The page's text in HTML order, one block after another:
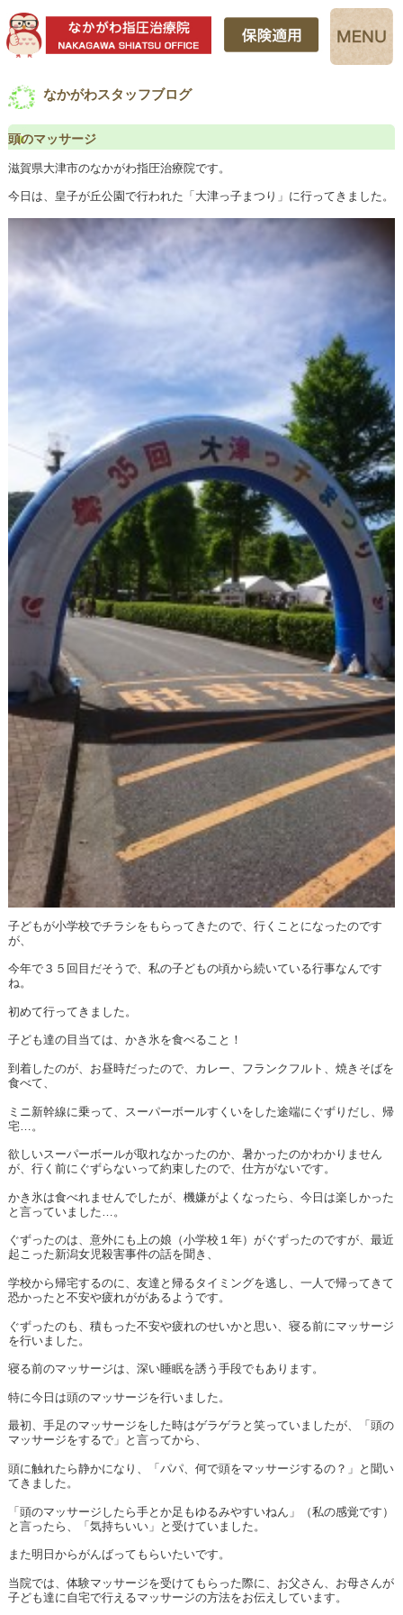
なかがわスタッフブログ
頭のマッサージ
滋賀県大津市のなかがわ指圧治療院です。
今日は、皇子が丘公園で行われた「大津っ子まつり」に行ってきました。
子どもが小学校でチラシをもらってきたので、行くことになったのです
が、
今年で３５回目だそうで、私の子どもの頃から続いている行事なんです
ね。
初めて行ってきました。
子ども達の目当ては、かき氷を食べること！
到着したのが、お昼時だったので、カレー、フランクフルト、焼きそばを
食べて、
ミニ新幹線に乗って、スーパーボールすくいをした途端にぐずりだし、帰
宅…。
欲しいスーパーボールが取れなかったのか、暑かったのかわかりません
が、行く前にぐずらないって約束したので、仕方がないです。
かき氷は食べれませんでしたが、機嫌がよくなったら、今日は楽しかった
と言っていました…。
ぐずったのは、意外にも上の娘（小学校１年）がぐずったのですが、最近
起こった新潟女児殺害事件の話を聞き、
学校から帰宅するのに、友達と帰るタイミングを逃し、一人で帰ってきて
恐かったと不安や疲れががあるようです。
ぐずったのも、積もった不安や疲れのせいかと思い、寝る前にマッサージ
を行いました。
寝る前のマッサージは、深い睡眠を誘う手段でもあります。
特に今日は頭のマッサージを行いました。
最初、手足のマッサージをした時はゲラゲラと笑っていましたが、「頭の
マッサージをするで」と言ってから、
頭に触れたら静かになり、「パパ、何で頭をマッサージするの？」と聞い
てきました。
「頭のマッサージしたら手とか足もゆるみやすいねん」（私の感覚です）
と言ったら、「気持ちいい」と受けていました。
また明日からがんばってもらいたいです。
当院では、体験マッサージを受けてもらった際に、お父さん、お母さんが
子ども達に自宅で行えるマッサージの方法をお伝えしています。